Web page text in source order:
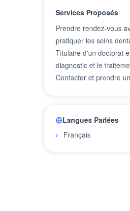
Services Proposés
Prendre rendez-vous
pratiquer les soins
Titulaire d'un doctorat
diagnostic et le
Contacter et prendre
Langues Parlées
Français